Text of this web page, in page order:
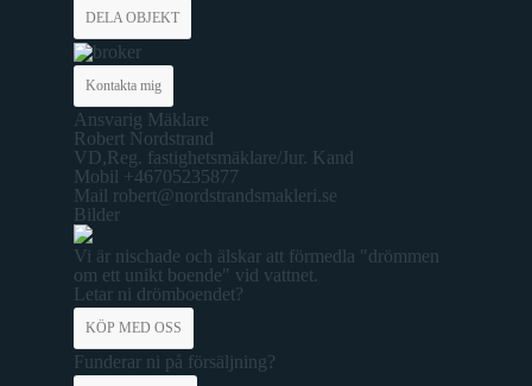
DELA OBJEKT
Kontakta mig
Ansvarig Mäklare
Robert Nordstrand
VD,Reg. fastighetsmäklare/Jur. Kand
Mobil +46705235877
Mail robert@nordstrandsmakleri.se
Bilder
Vi är nischade och älskar att förmedla "drömmen
om ett unikt boende" vid vattnet.
Letar ni drömboendet?
KÖP MED OSS
Funderar ni på försäljning?